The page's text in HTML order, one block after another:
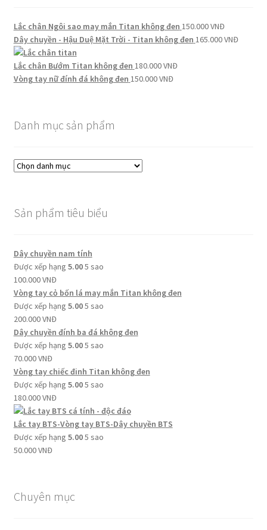
Lắc chân Ngôi sao may mắn Titan không đen 150.000VNĐ
Dây chuyền - Hậu Duệ Mặt Trời - Titan không đen 165.000VNĐ
Lắc chân Bướm Titan không đen 180.000VNĐ
Vòng tay nữ đính đá không đen 150.000VNĐ
Danh mục sản phẩm
Sản phẩm tiêu biểu
Dây chuyền nam tính
Được xếp hạng 5.005 sao
100.000VNĐ
Vòng tay cỏ bốn lá may mắn Titan không đen
Được xếp hạng 5.005 sao
200.000VNĐ
Dây chuyền đính ba đá không đen
Được xếp hạng 5.005 sao
70.000VNĐ
Vòng tay chiếc đinh Titan không đen
Được xếp hạng 5.005 sao
180.000VNĐ
Lắc tay BTS-Vòng tay BTS-Dây chuyền BTS
Được xếp hạng 5.005 sao
50.000VNĐ
Chuyên mục